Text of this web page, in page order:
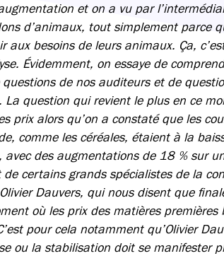
et on a vu par
d’animaux, tout simplement parce
aux besoins de leurs animaux. Ça,
Évidemment, on essaye de
de nos auditeurs et de
question qui revient le plus en ce
prix alors qu’on a constaté que les
comme les céréales, étaient à la
avec des augmentations de 18 % sur
certains grands spécialistes de la
Dauvers, qui nous disent que
où les prix des matières
pour cela notamment qu’Olivier
ou la stabilisation doit se manifester